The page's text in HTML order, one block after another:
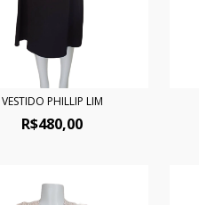
VESTIDO PHILLIP LIM
R$480,00